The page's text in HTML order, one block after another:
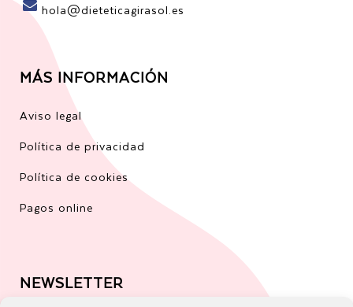
hola@dieteticagirasol.es
MÁS INFORMACIÓN
Aviso legal
Política de privacidad
Política de cookies
Pagos online
NEWSLETTER